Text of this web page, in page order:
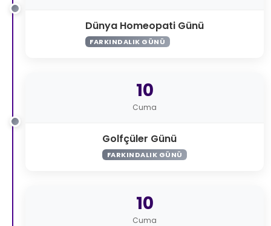
Dünya Homeopati Günü
FARKINDALIK GÜNÜ
10
Cuma
Golfçüler Günü
FARKINDALIK GÜNÜ
10
Cuma